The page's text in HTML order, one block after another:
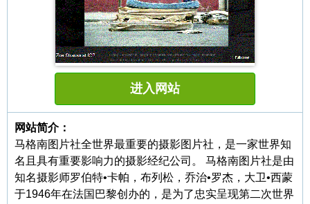
进入网站
网站简介：
马格南图片社全世界最重要的摄影图片社，是一家世界知
名且具有重要影响力的摄影经纪公司。 马格南图片社是由
知名摄影师罗伯特•卡帕，布列松，乔治•罗杰，大卫•西蒙
于1946年在法国巴黎创办的，是为了忠实呈现第二次世界